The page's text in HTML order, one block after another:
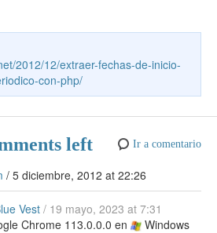
d p
p
ar
tir
2012/12/extraer-fechas-de-inicio-
con-php/
left Ir a comentario
/ 5 diciembre, 2012 at 22:26
Vest / 19 mayo, 2023 at 7:31
Chrome 113.0.0.0 en
Windows